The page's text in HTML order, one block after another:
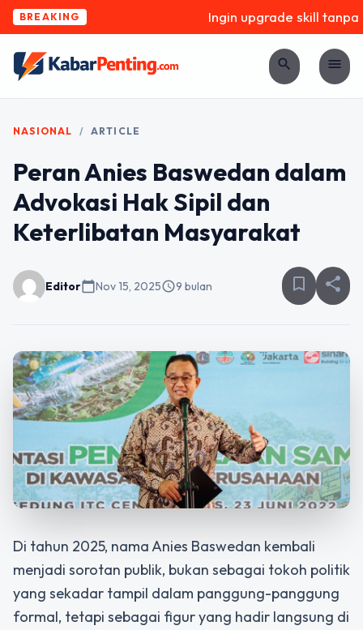
BREAKING Ingin upgrade skill tanpa
search menu
NASIONAL / ARTICLE
Peran Anies Baswedan dalam
Advokasi Hak Sipil dan
Keterlibatan Masyarakat
Editorcalendar_todayNov 15, 2025schedule9 bulan bookmark_border share
Di tahun 2025, nama Anies Baswedan kembali
menjadi sorotan publik, bukan sebagai tokoh politik
yang sekadar tampil dalam panggung-panggung
formal, tetapi sebagai figur yang hadir langsung di